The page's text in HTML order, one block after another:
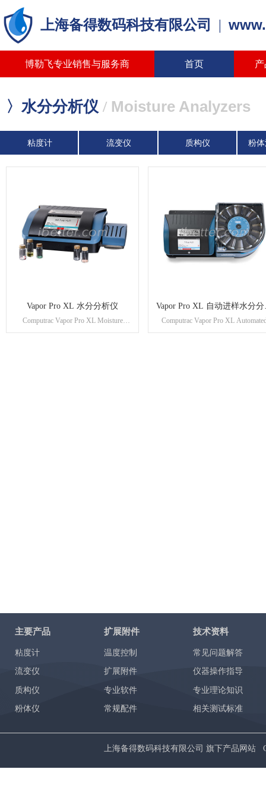
首页
博勒飞专业销售与服务商
上海备得数码科技有限公司 |
〉水分分析仪 / Moisture Analyzers
Vapor Pro XL 水分分析仪
Computrac Vapor Pro XL Moisture
Analyzer
Vapor Pro XL 自动进样水分分
仪
Computrac Vapor Pro XL
Moisture Analyzer
粘度计 流变仪 质构仪 粉
上海备得数码科技有限公司 旗下产品网站
常见问题解答
仪器操作指导
专业理论知识
相关测试标准
主要产品 技术资料
扩展附件
粘度计
流变仪
质构仪
粉体仪
温度控制
扩展附件
专业软件
常规配件